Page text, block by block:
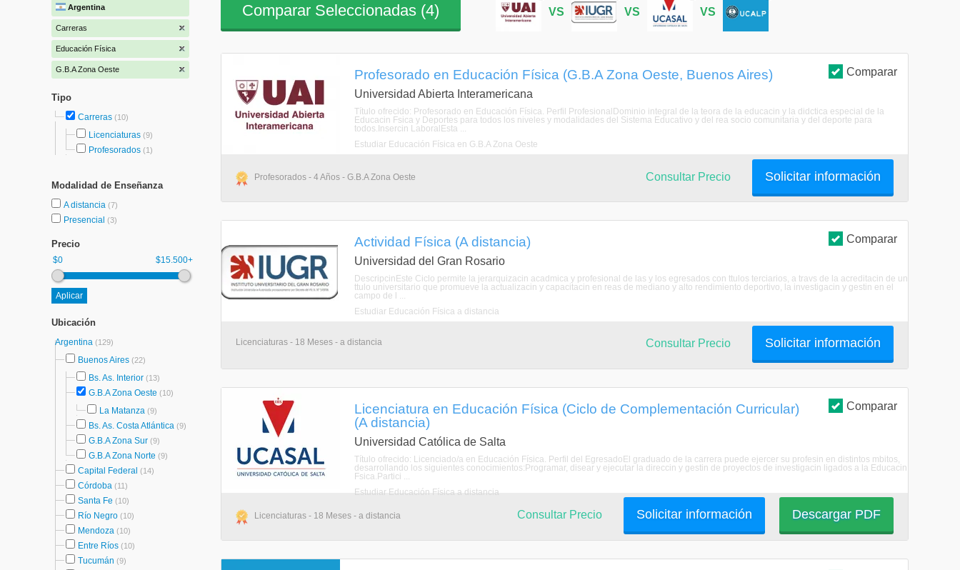
Argentina
Carreras
Educación Física
G.B.A Zona Oeste
Tipo
Carreras (10)
Licenciaturas (9)
Profesorados (1)
Modalidad de Enseñanza
A distancia (7)
Presencial (3)
Precio
$0 $15.500+
Ubicación
Argentina (129)
Buenos Aires (22)
Bs. As. Interior (13)
G.B.A Zona Oeste (10)
La Matanza (9)
Bs. As. Costa Atlántica (9)
G.B.A Zona Sur (9)
G.B.A Zona Norte (9)
Capital Federal (14)
Córdoba (11)
Santa Fe (10)
Río Negro (10)
Mendoza (10)
Entre Ríos (10)
Tucumán (9)
Comparar Seleccionadas (4)
VS
VS
VS
Comparar
Profesorado en Educación Física (G.B.A Zona Oeste, Buenos Aires)
Universidad Abierta Interamericana
Título ofrecido: Profesorado en Educación Física. Perfil ProfesionalDominio integral de la teora de la educacin y la didctica especial de la
Educacin Fsica y Deportes para todos los niveles y modalidades del Sistema Educativo y del rea socio comunitaria y del deporte para
todos.Insercin LaboralEsta ...
Estudiar Educación Física en G.B.A Zona Oeste
Profesorados - 4 Años - G.B.A Zona Oeste Solicitar información
Consultar Precio
Comparar
Actividad Física (A distancia)
Universidad del Gran Rosario
DescripcinEste Ciclo permite la jerarquizacin acadmica y profesional de las y los egresados con ttulos terciarios, a travs de la acreditacin de un
ttulo universitario que promueve la actualizacin y capacitacin en reas de mediano y alto rendimiento deportivo, la investigacin y gestin en el
campo de l ...
Estudiar Educación Física a distancia
Licenciaturas - 18 Meses - a distancia Solicitar información
Consultar Precio
Comparar
Licenciatura en Educación Física (Ciclo de Complementación Curricular)
(A distancia)
Universidad Católica de Salta
Título ofrecido: Licenciado/a en Educación Física. Perfil del EgresadoEl graduado de la carrera puede ejercer su profesin en distintos mbitos,
desarrollando los siguientes conocimientos:Programar, disear y ejecutar la direccin y gestin de proyectos de investigacin ligados a la Educacin
Fsica.Partici ...
Estudiar Educación Física a distancia
Licenciaturas - 18 Meses - a distancia Descargar PDF
Solicitar información
Consultar Precio